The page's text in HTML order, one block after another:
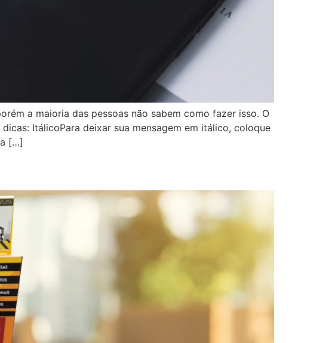
a maioria das pessoas não sabem como fazer isso. O
ItálicoPara deixar sua mensagem em itálico, coloque
[…]